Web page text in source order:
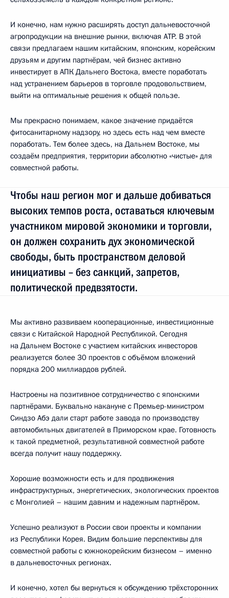
И конечно, нам нужно расширять доступ дальневосточной
агропродукции на внешние рынки, включая АТР. В этой
связи предлагаем нашим китайским, японским, корейским
друзьям и другим партнёрам, чей бизнес активно
инвестирует в АПК Дальнего Востока, вместе поработать
над устранением барьеров в торговле продовольствием,
выйти на оптимальные решения к общей пользе.
Мы прекрасно понимаем, какое значение придаётся
фитосанитарному надзору, но здесь есть над чем вместе
поработать. Тем более здесь, на Дальнем Востоке, мы
создаём предприятия, территории абсолютно «чистые» для
совместной работы.
Чтобы наш регион мог и дальше добиваться
высоких темпов роста, оставаться ключевым
участником мировой экономики и торговли,
он должен сохранить дух экономической
свободы, быть пространством деловой
инициативы – без санкций, запретов,
политической предвзятости.
Мы активно развиваем кооперационные, инвестиционные
связи с Китайской Народной Республикой. Сегодня
на Дальнем Востоке с участием китайских инвесторов
реализуется более 30 проектов с объёмом вложений
порядка 200 миллиардов рублей.
Настроены на позитивное сотрудничество с японскими
партнёрами. Буквально накануне с Премьер-министром
Синдзо Абэ дали старт работе завода по производству
автомобильных двигателей в Приморском крае. Готовность
к такой предметной, результативной совместной работе
всегда получит нашу поддержку.
Хорошие возможности есть и для продвижения
инфраструктурных, энергетических, экологических проектов
с Монголией – нашим давним и надежным партнёром.
Успешно реализуют в России свои проекты и компании
из Республики Корея. Видим большие перспективы для
совместной работы с южнокорейским бизнесом – именно
в дальневосточных регионах.
И конечно, хотел бы вернуться к обсуждению трёхсторонних